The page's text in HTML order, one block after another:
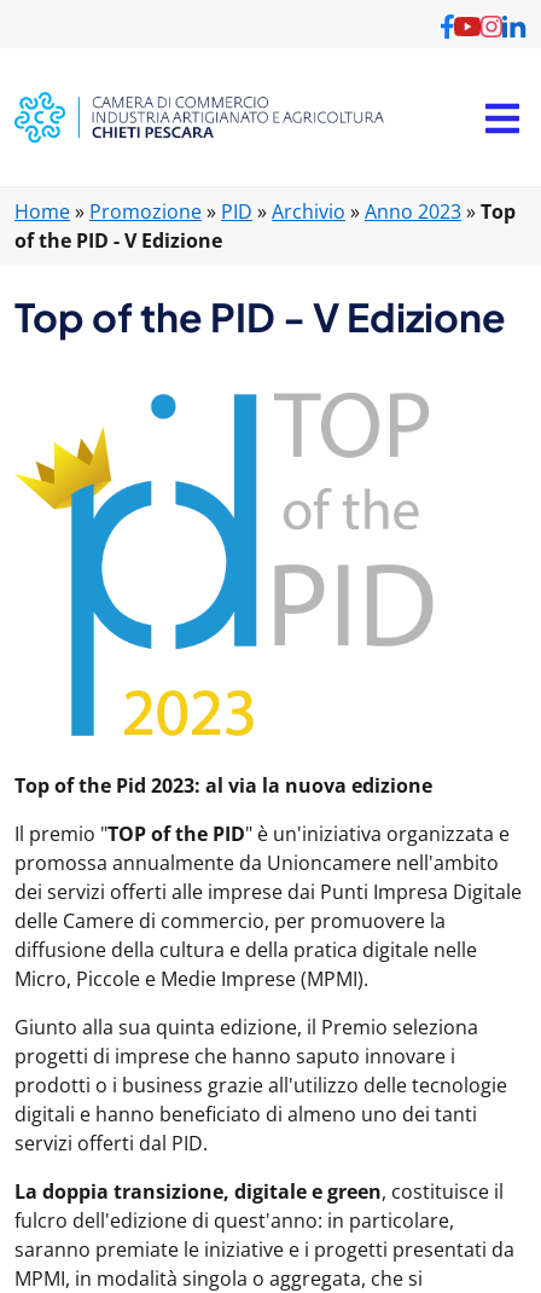
Home» Promozione» PID »Archivio »Anno 2023»Top
of the PID - V Edizione
Top of the PID - V Edizione
Top of the Pid 2023: al via la nuova edizione
Il premio "TOP of the PID" è un'iniziativa organizzata e
promossa annualmente da Unioncamere nell'ambito
dei servizi offerti alle imprese dai Punti Impresa Digitale
delle Camere di commercio, per promuovere la
diffusione della cultura e della pratica digitale nelle
Micro, Piccole e Medie Imprese (MPMI).
Giunto alla sua quinta edizione, il Premio seleziona
progetti di imprese che hanno saputo innovare i
prodotti o i business grazie all'utilizzo delle tecnologie
digitali e hanno beneficiato di almeno uno dei tanti
servizi offerti dal PID.
La doppia transizione, digitale e green, costituisce il
fulcro dell'edizione di quest'anno: in particolare,
saranno premiate le iniziative e i progetti presentati da
MPMI, in modalità singola o aggregata, che si